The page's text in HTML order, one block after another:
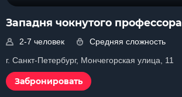
Западня чокнутого профессора
2-7 человек
Средняя сложность
г. Санкт-Петербург, Мончегорская улица, 11
Забронировать